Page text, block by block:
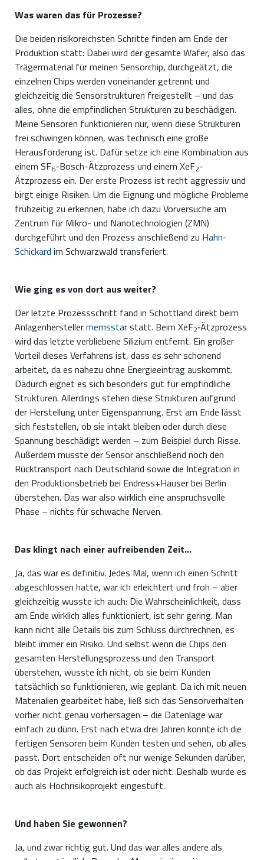
Was waren das für Prozesse?
Die beiden risikoreichsten Schritte finden am Ende der
Produktion statt: Dabei wird der gesamte Wafer, also das
Trägermaterial für meinen Sensorchip, durchgeätzt, die
einzelnen Chips werden voneinander getrennt und
gleichzeitig die Sensorstrukturen freigestellt – und das
alles, ohne die empfindlichen Strukturen zu beschädigen.
Meine Sensoren funktionieren nur, wenn diese Strukturen
frei schwingen können, was technisch eine große
Herausforderung ist. Dafür setze ich eine Kombination aus
einem SF6-Bosch-Ätzprozess und einem XeF2-
Ätzprozess ein. Der erste Prozess ist recht aggressiv und
birgt einige Risiken. Um die Eignung und mögliche Probleme
frühzeitig zu erkennen, habe ich dazu Vorversuche am
Zentrum für Mikro- und Nanotechnologien (ZMN)
durchgeführt und den Prozess anschließend zu Hahn-
Schickard im Schwarzwald transferiert.
Wie ging es von dort aus weiter?
Der letzte Prozessschritt fand in Schottland direkt beim
Anlagenherstellermemsstarstatt. Beim XeF2‑Ätzprozess
wird das letzte verbliebene Silizium entfernt. Ein großer
Vorteil dieses Verfahrens ist, dass es sehr schonend
arbeitet, da es nahezu ohne Energieeintrag auskommt.
Dadurch eignet es sich besonders gut für empfindliche
Strukturen. Allerdings stehen diese Strukturen aufgrund
der Herstellung unter Eigenspannung. Erst am Ende lässt
sich feststellen, ob sie intakt bleiben oder durch diese
Spannung beschädigt werden – zum Beispiel durch Risse.
Außerdem musste der Sensor anschließend noch den
Rücktransport nach Deutschland sowie die Integration in
den Produktionsbetrieb bei Endress+Hauser bei Berlin
überstehen. Das war also wirklich eine anspruchsvolle
Phase – nichts für schwache Nerven.
Das klingt nach einer aufreibenden Zeit…
Ja, das war es definitiv. Jedes Mal, wenn ich einen Schritt
abgeschlossen hatte, war ich erleichtert und froh – aber
gleichzeitig wusste ich auch: Die Wahrscheinlichkeit, dass
am Ende wirklich alles funktioniert, ist sehr gering. Man
kann nicht alle Details bis zum Schluss durchrechnen, es
bleibt immer ein Risiko. Und selbst wenn die Chips den
gesamten Herstellungsprozess und den Transport
überstehen, wusste ich nicht, ob sie beim Kunden
tatsächlich so funktionieren, wie geplant. Da ich mit neuen
Materialien gearbeitet habe, ließ sich das Sensorverhalten
vorher nicht genau vorhersagen – die Datenlage war
einfach zu dünn. Erst nach etwa drei Jahren konnte ich die
fertigen Sensoren beim Kunden testen und sehen, ob alles
passt. Dort entscheiden oft nur wenige Sekunden darüber,
ob das Projekt erfolgreich ist oder nicht. Deshalb wurde es
auch als Hochrisikoprojekt eingestuft.
Und haben Sie gewonnen?
Ja, und zwar richtig gut. Und das war alles andere als